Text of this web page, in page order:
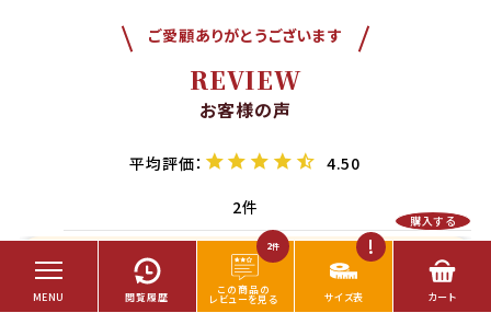
購入する
ご愛顧ありがとうございます
REVIEW
お客様の声
4.50
2
2023/06/19
レディース 長袖シャツ オキナワンハイビー （レギュラ
2件